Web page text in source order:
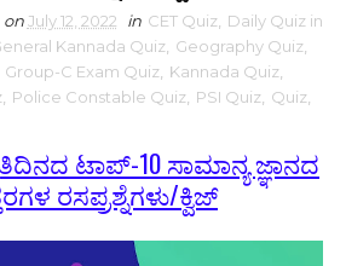
onJuly 12, 2022 in CET Quiz, Daily Quiz in
Kannada Quiz, Geography Quiz,
Group-C Exam Quiz, Kannada Quiz,
, Police Constable Quiz, PSI Quiz, Quiz,
ಟಾಪ್-10 ಸಾಮಾನ್ಯ ಜ್ಞಾನದ
ರಸಪ್ರಶ್ನೆಗಳು/ಕ್ವಿಜ್